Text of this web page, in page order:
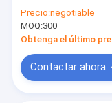
conexiones de
velocidad en todo
mundo
Precio:negotiable
MOQ:300
Obtenga el último
Contactar ahora